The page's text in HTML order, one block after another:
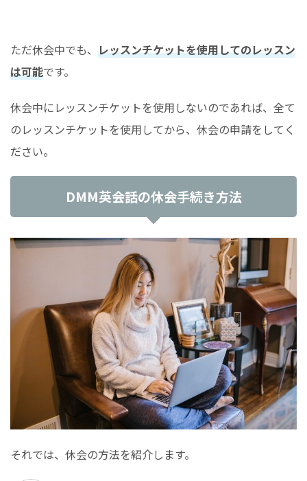
ただ休会中でも、 レッスンチケットを使用してのレッスン
は可能です。
休会中にレッスンチケットを使用しないのであれば、全て
のレッスンチケットを使用してから、休会の申請をしてく
ださい。
DMM英会話の休会手続き方法
それでは、休会の方法を紹介します。